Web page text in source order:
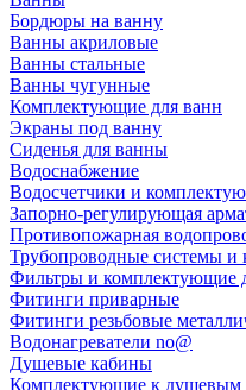
Бордюры на ванну
Ванны акриловые
Ванны стальные
Ванны чугунные
Комплектующие для ванн
Экраны под ванну
Сиденья для ванны
Водоснабжение
Водосчетчики и
Запорно-регулирующая
Противопожарная
Трубопроводные системы
Фильтры и комплектующие
Фитинги приварные
Фитинги резьбовые
Водонагреватели no@
Душевые кабины
Комплектующие к душевым